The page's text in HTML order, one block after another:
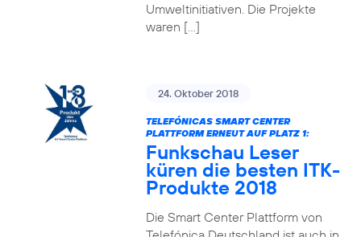
Umweltinitiativen. Die Projekte
waren […]
24. Oktober 2018
TELEFÓNICAS SMART CENTER
PLATTFORM ERNEUT AUF PLATZ 1:
Funkschau Leser
küren die besten ITK-
Produkte 2018
Die Smart Center Plattform von